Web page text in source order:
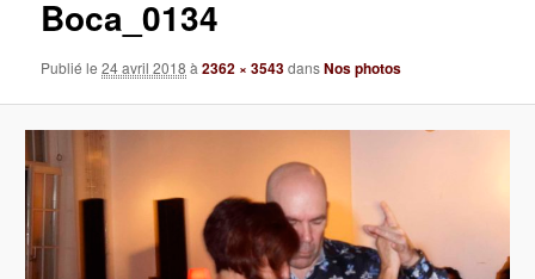
Boca_0134
Publié le24 avril 2018 à2362 × 3543dansNos photos